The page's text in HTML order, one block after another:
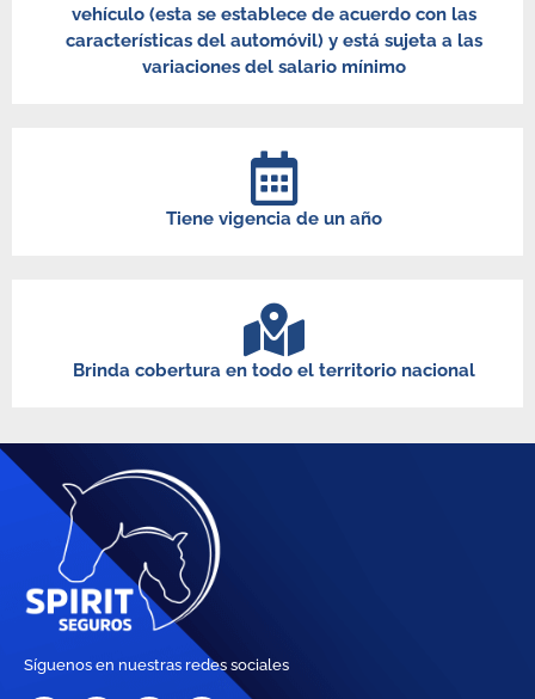
vehículo (esta se establece de acuerdo con las
características del automóvil) y está sujeta a las
variaciones del salario mínimo
Tiene vigencia de un año
Brinda cobertura en todo el territorio nacional
Síguenos en nuestras redes sociales